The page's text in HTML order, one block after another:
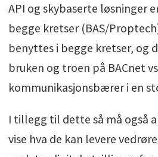
API og skybaserte løsninger
begge kretser (BAS/
benyttes i begge kretser, og
bruken og troen på BACnet
kommunikasjonsbærer i en
I tillegg til dette så må også
vise hva de kan levere